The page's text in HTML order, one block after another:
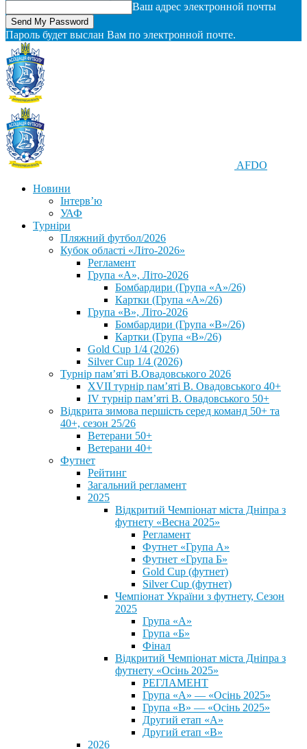
Ваш адрес электронной почты
Пароль будет выслан Вам по электронной почте.
AFDO
Новини
Інтерв’ю
УАФ
Турніри
Пляжний футбол/2026
Кубок області «Літо-2026»
Регламент
Група «А», Літо-2026
Бомбардири (Група «А»/26)
Картки (Група «А»/26)
Група «В», Літо-2026
Бомбардири (Група «В»/26)
Картки (Група «В»/26)
Gold Cup 1/4 (2026)
Silver Cup 1/4 (2026)
Турнір пам’яті В.Овадовського 2026
XVII турнір пам’яті В. Овадовського 40+
IV турнір пам’яті В. Овадовського 50+
Відкрита зимова першість серед команд 50+ та
40+, сезон 25/26
Ветерани 50+
Ветерани 40+
Футнет
Рейтинг
Загальний регламент
2025
Відкритий Чемпіонат міста Дніпра з
футнету «Весна 2025»
Регламент
Футнет «Група А»
Футнет «Група Б»
Gold Cup (футнет)
Silver Cup (футнет)
Чемпіонат України з футнету, Сезон
2025
Група «А»
Група «Б»
Фінал
Відкритий Чемпіонат міста Дніпра з
футнету «Осінь 2025»
РЕГЛАМЕНТ
Група «А» — «Осінь 2025»
Група «В» — «Осінь 2025»
Другий етап «А»
Другий етап «В»
2026